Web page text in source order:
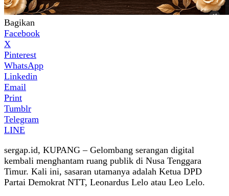
Bagikan
Facebook
X
Pinterest
WhatsApp
Linkedin
Email
Print
Tumblr
Telegram
LINE
sergap.id, KUPANG – Gelombang serangan digital
kembali menghantam ruang publik di Nusa Tenggara
Timur. Kali ini, sasaran utamanya adalah Ketua DPD
Partai Demokrat NTT, Leonardus Lelo atau Leo Lelo.